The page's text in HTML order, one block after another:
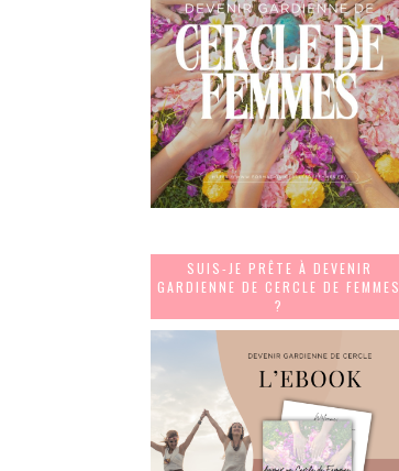
SUIS-JE PRÊTE À DEVENIR
GARDIENNE DE CERCLE DE FEMMES
?